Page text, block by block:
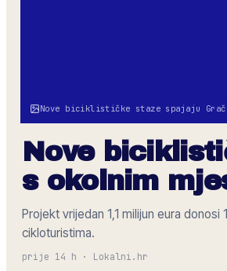
Nove biciklističke staze spajaju
Nove
s okolnim
Projekt vrijedan 1,1 milijun eura
cikloturistima.
prije 14 h · Lokalni.hr